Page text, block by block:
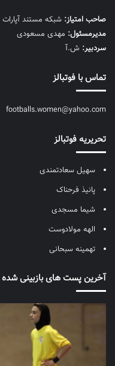
صاحب امتیاز: شبکه مستند آپارات
مديرمسئول: مهدی مسعودی
سردبیر: ش.آ
تماس با فوتبالز
footballs.women@yahoo.com
تحریریه فوتبالز
سهیل سعادتمندی
پانیذ فرحناک
شیما مسجدی
الهه مولادوست
تهمینه سبحانی
آخرین پست های بازبینی شده